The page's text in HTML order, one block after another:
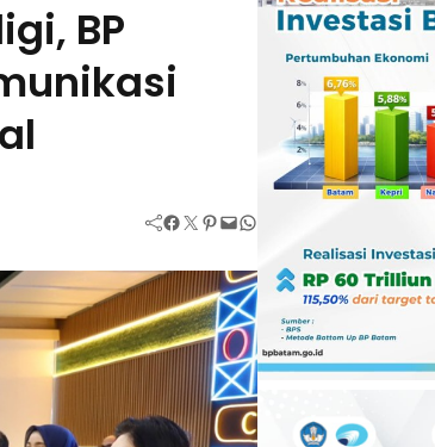
BP
Facebook Twitter Pinterest Mail WhatsApp